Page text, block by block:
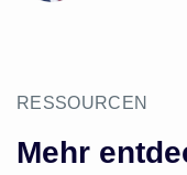
RESSOURCEN
Mehr